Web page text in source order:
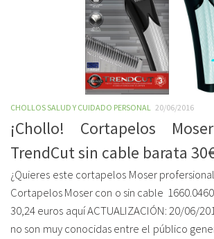
CHOLLOS SALUD Y CUIDADO PERSONAL 20/06/2016
¡Chollo! Cortapelos
TrendCut sin cable barata
¿Quieres este cortapelos Moser
Cortapelos Moser con o sin cable
30,24 euros aquí ACTUALIZACIÓN: 20/06/
no son muy conocidas entre el público